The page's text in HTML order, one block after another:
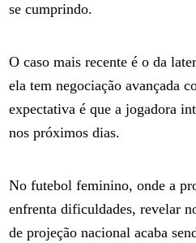
se cumprindo.
O caso mais recente é o da
ela tem negociação avançada
expectativa é que a jogadora
nos próximos dias.
No futebol feminino, onde a
enfrenta dificuldades, revelar
de projeção nacional acaba